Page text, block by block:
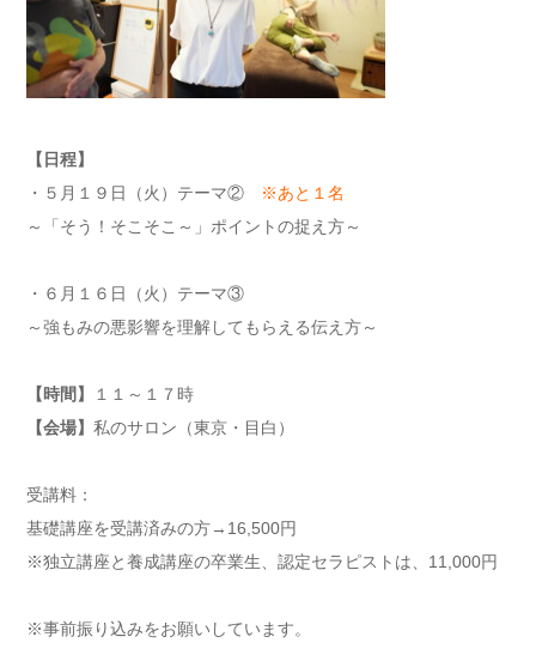
【日程】
・５月１９日（火）テーマ②
※あと１名
～「そう！そこそこ～」ポイントの捉え方～
・６月１６日（火）テーマ③
～強もみの悪影響を理解してもらえる伝え方～
【時間】
１１～１７時
【会場】 私のサロン（東京・目白）
受講料：
基礎講座を受講済みの方→16,500円
※独立講座と養成講座の卒業生、認定セラピストは、11, 000円
※事前振り込みをお願いしています。